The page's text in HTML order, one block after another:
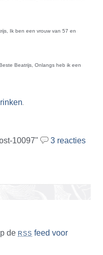
Ik ben een vrouw van 57 en
Beatrijs, Onlangs heb ik een
.
10097" 3 reacties
de RSS feed voor